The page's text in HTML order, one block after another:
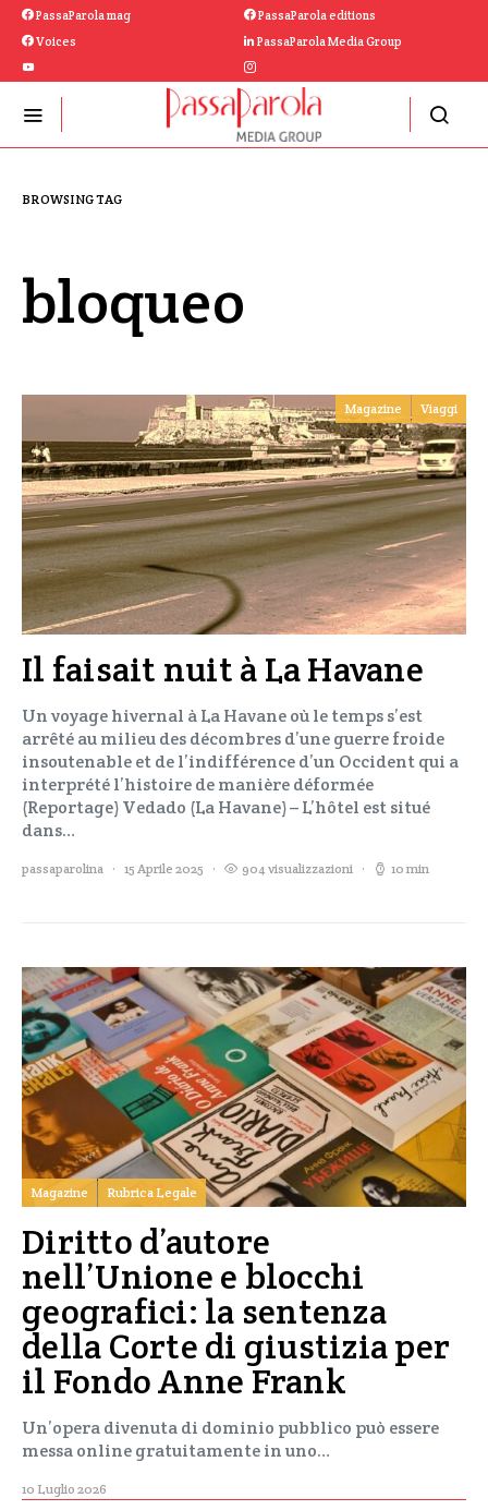
PassaParola mag
PassaParola editions
Voices
PassaParola Media Group
BROWSING TAG
bloqueo
Magazine Viaggi
Il faisait nuit à La Havane
Un voyage hivernal à La Havane où le temps s’est
arrêté au milieu des décombres d’une guerre froide
insoutenable et de l’indifférence d’un Occident qui a
interprété l’histoire de manière déformée
(Reportage) Vedado (La Havane) – L’hôtel est situé
dans…
passaparolina 15 Aprile 2025 904 visualizzazioni 10 min
Magazine Rubrica Legale
Diritto d’autore
nell’Unione e blocchi
geografici: la sentenza
della Corte di giustizia per
il Fondo Anne Frank
Un’opera divenuta di dominio pubblico può essere
messa online gratuitamente in uno…
10 Luglio 2026